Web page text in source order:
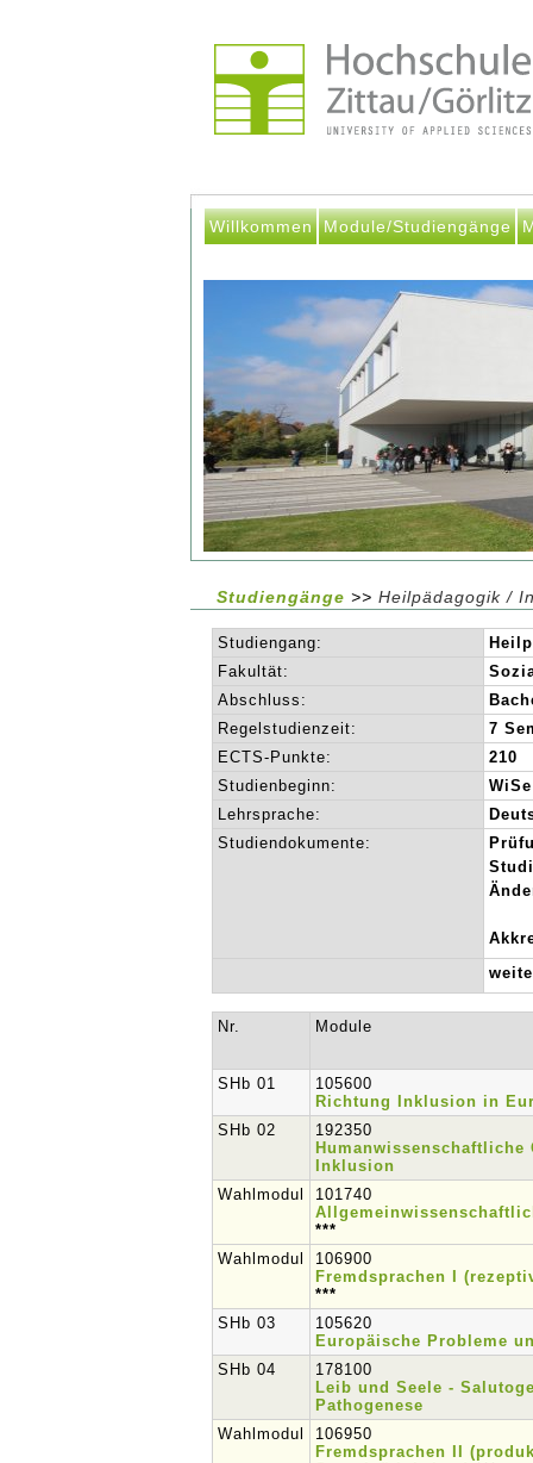
Willkommen Module/Studiengänge
Studiengänge >>Heilpädagogik /
Studiengang:
Fakultät:
Abschluss:
Regelstudienzeit:
7
ECTS-Punkte:
210
Studienbeginn:
WiSe
Lehrsprache:
Studiendokumente:
Nr. Module
SHb 01
105600
Richtung Inklusion in
SHb 02
192350
Humanwissenschaftliche
Inklusion
Wahlmodul
101740
***
Wahlmodul
106900
Fremdsprachen I
***
SHb 03
105620
Europäische Probleme
SHb 04
178100
Leib und Seele -
Pathogenese
Wahlmodul
106950
Fremdsprachen II